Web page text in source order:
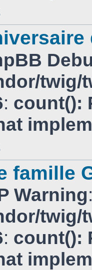
: count():
famille
Warning
: count():